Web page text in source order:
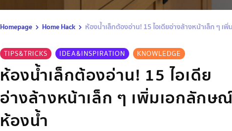
Homepage Home Hack ห้องน้ำเล็กต้องอ่าน! 15 ไอเดียอ่างล้างหน้าเล็ก ๆ เพิ่
TIPS&TRICKS IDEA&INSPIRATION KNOWLEDGE
ห้องน้ำเล็กต้องอ่าน! 15 ไอเดีย
อ่างล้างหน้าเล็ก ๆ เพิ่มเอกลักษ
ห้องน้ำ